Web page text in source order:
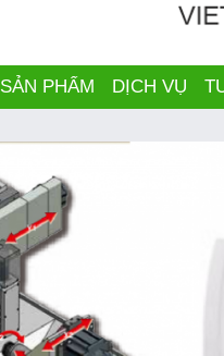
SẢN PHẨM DỊCH VỤ